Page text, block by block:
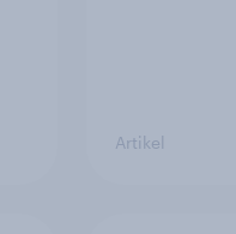
Artikel